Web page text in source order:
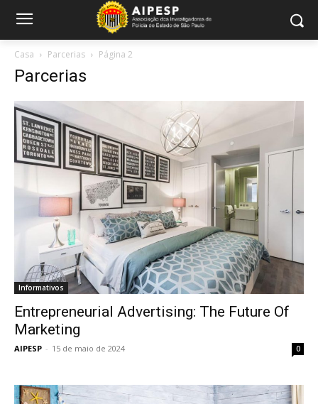
Casa Parcerias Página 2
Parcerias
Informativos
Entrepreneurial Advertising: The Future Of
Marketing
AIPESP - 15 de maio de 2024 0